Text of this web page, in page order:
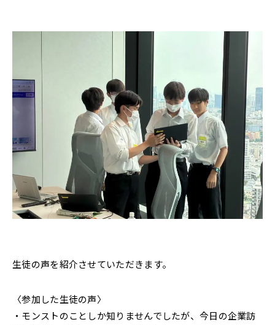
生徒の声を紹介させていただきます。
〈参加した生徒の声〉
・モンストのことしか知りませんでしたが、今日の企業訪